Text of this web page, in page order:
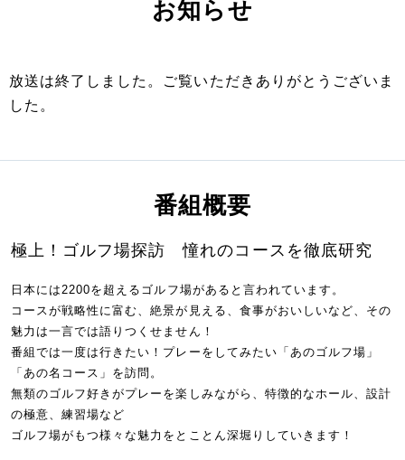
お知らせ
放送は終了しました。ご覧いただきありがとうございま
した。
番組概要
極上！ゴルフ場探訪 憧れのコースを徹底研究
日本には2200を超えるゴルフ場があると言われています。
コースが戦略性に富む、絶景が見える、食事がおいしいなど、その
魅力は一言では語りつくせません！
番組では一度は行きたい！プレーをしてみたい「あのゴルフ場」
「あの名コース」を訪問。
無類のゴルフ好きがプレーを楽しみながら、特徴的なホール、設計
の極意、練習場など
ゴルフ場がもつ様々な魅力をとことん深堀りしていきます！